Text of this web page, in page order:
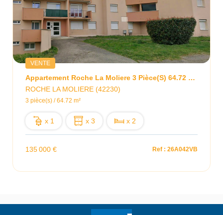
VENTE
Appartement Roche La Moliere 3 Pièce(s) 64.72 M2
ROCHE LA MOLIERE (42230)
3 pièce(s) / 64.72 m²
x 1 x 3 x 2
135 000 € Ref : 26A042VB